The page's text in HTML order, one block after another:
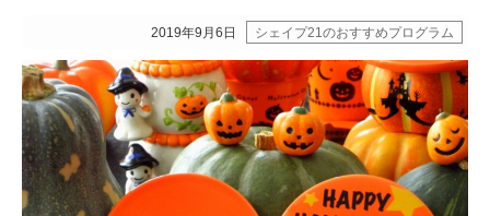
2019年9月6日 シェイプ21のおすすめプログラム